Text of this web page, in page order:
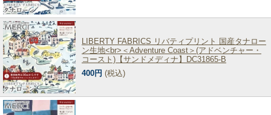
LIBERTY FABRICS リバティプリント 国産タナロー
ン生地<br>＜Adventure Coast＞(アドベンチャー・
コースト)【サンドメディナ】DC31865-B
400円 (税込)